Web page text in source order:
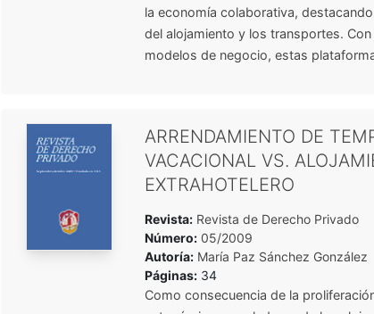
la economía colaborativa,
del alojamiento y los transportes.
modelos de negocio, estas
ARRENDAMIENTO DE
VACACIONAL VS.
EXTRAHOTELERO
Revista:Revista de Derecho Privado
Número:05/2009
Autoría: María Paz Sánchez González
Páginas:34
Como consecuencia de la